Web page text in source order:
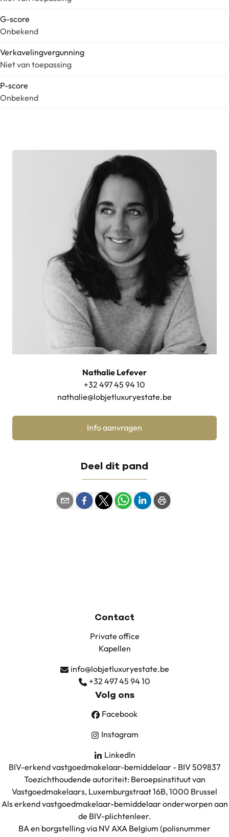
G-score
Onbekend
Verkavelingvergunning
Niet van toepassing
P-score
Onbekend
Nathalie Lefever
+32 497 45 94 10
nathalie@lobjetluxuryestate.be
Info aanvragen
Deel dit pand
Contact
Private office
Kapellen
info@lobjetluxuryestate.be
+32 497 45 94 10
Volg ons
Facebook
Instagram
LinkedIn
BIV-erkend vastgoedmakelaar-bemiddelaar - BIV 509837
Toezichthoudende autoriteit: Beroepsinstituut van
Vastgoedmakelaars, Luxemburgstraat 16B, 1000 Brussel
Als erkend vastgoedmakelaar-bemiddelaar onderworpen aan
de BIV-plichtenleer.
BA en borgstelling via NV AXA Belgium (polisnummer